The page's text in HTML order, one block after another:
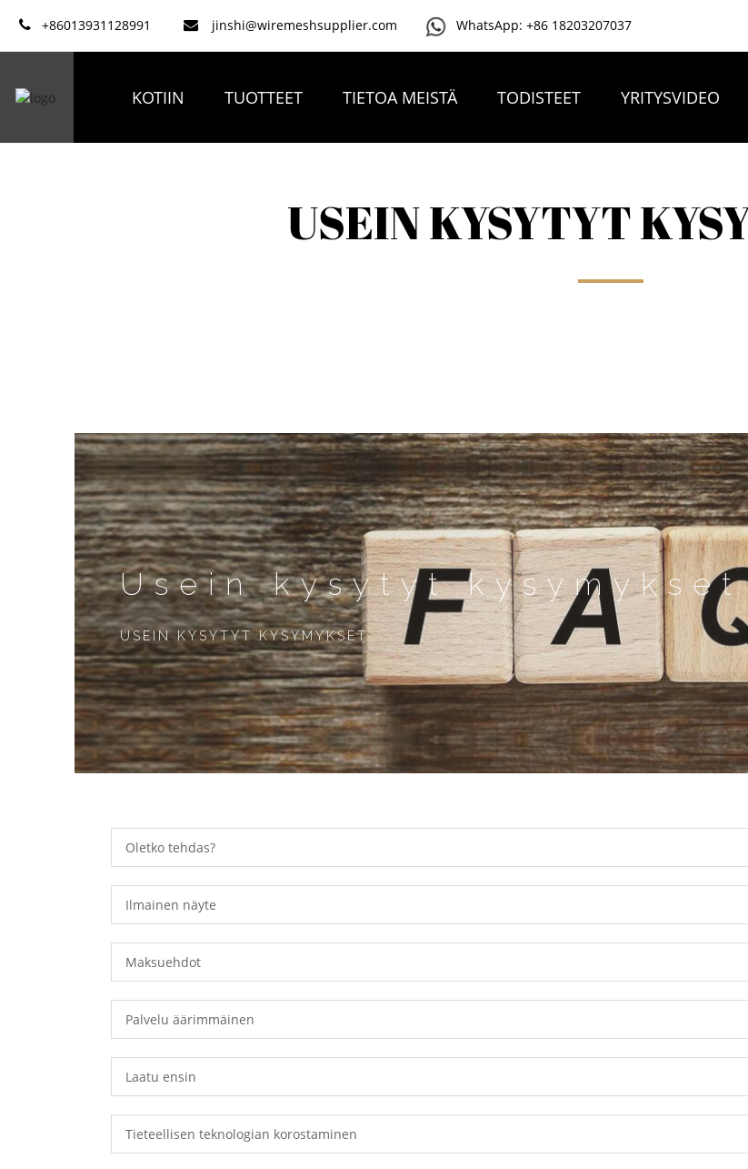
+86013931128991 jinshi@wiremeshsupplier.com WhatsApp: +86 18203207037
KOTIIN TUOTTEET TIETOA MEISTÄ TODISTEET YRITYSVIDEO
USEIN KYSYTYT
Usein kysytyt kysymykset
USEIN KYSYTYT KYSYMYKSET
Oletko tehdas?
Ilmainen näyte
Maksuehdot
Palvelu äärimmäinen
Laatu ensin
Tieteellisen teknologian korostaminen